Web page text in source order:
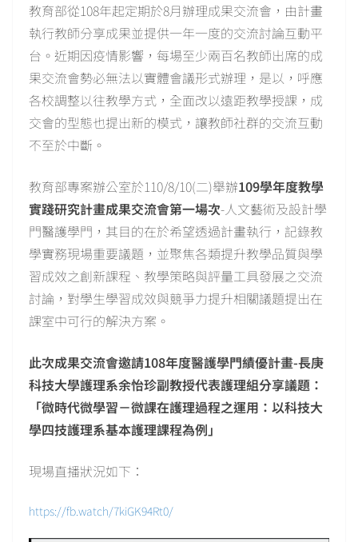
教育部從108年起定期於8月辦理成果交流會，由計畫
執行教師分享成果並提供一年一度的交流討論互動平
台。近期因疫情影響，每場至少兩百名教師出席的成
果交流會勢必無法以實體會議形式辦理，是以，呼應
各校調整以往教學方式，全面改以遠距教學授課，成
交會的型態也提出新的模式，讓教師社群的交流互動
不至於中斷。
教育部專案辦公室於110/8/10(二)舉辦109學年度教學
實踐研究計畫成果交流會第一場次-人文藝術及設計學
門醫護學門，其目的在於希望透過計畫執行，記錄教
學實務現場重要議題，並聚焦各類提升教學品質與學
習成效之創新課程、教學策略與評量工具發展之交流
討論，對學生學習成效與競爭力提升相關議題提出在
課室中可行的解決方案。
此次成果交流會邀請108年度醫護學門績優計畫-長庚
科技大學護理系余怡珍副教授代表護理組分享議題：
「微時代微學習－微課在護理過程之運用：以科技大
學四技護理系基本護理課程為例」
現場直播狀況如下：
https://fb.watch/7kiGK94Rt0/